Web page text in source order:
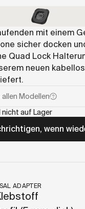
aber
mit einem
sicher docken
Quad Lock
neuen
allen Modellen
auf Lager
wenn
ADAPTER